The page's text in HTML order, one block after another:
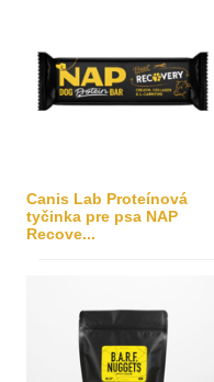
Canis Lab Proteínová
tyčinka pre psa NAP
Recove...